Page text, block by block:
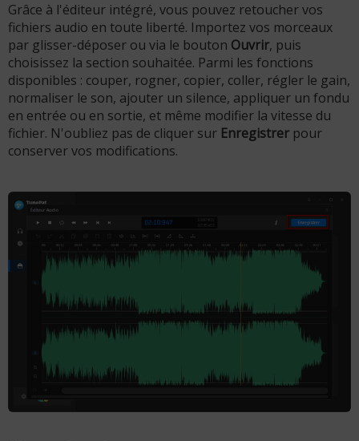
Grâce à l'éditeur intégré, vous pouvez retoucher vos
fichiers audio en toute liberté. Importez vos morceaux
par glisser-déposer ou via le bouton Ouvrir, puis
choisissez la section souhaitée. Parmi les fonctions
disponibles : couper, rogner, copier, coller, régler le gain,
normaliser le son, ajouter un silence, appliquer un fondu
en entrée ou en sortie, et même modifier la vitesse du
fichier. N'oubliez pas de cliquer sur Enregistrer pour
conserver vos modifications.